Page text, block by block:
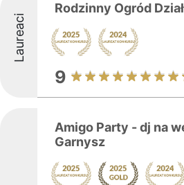
Laureaci
Rodzinny Ogród
9
Amigo Party - dj na
Garnysz